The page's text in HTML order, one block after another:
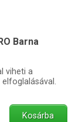
Barna
viheti a
Kosárba